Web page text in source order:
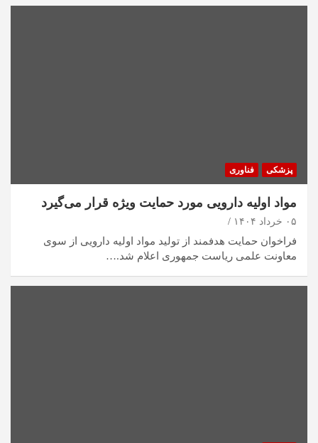
پزشکی فناوری
مواد اولیه دارویی مورد حمایت ویژه قرار می‌گیرد
۰۵ خرداد ۱۴۰۴
فراخوان حمایت هدفمند از تولید مواد اولیه دارویی از سوی
معاونت علمی ریاست جمهوری اعلام شد.…